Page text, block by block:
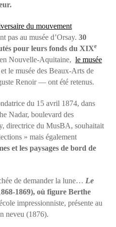
du mouvement
pas au musée d’Orsay. 30
pour leurs fonds du XIXe
Nouvelle-Aquitaine, le musée
et le musée des Beaux-Arts de
Renoir — ont été retenus.
du 15 avril 1874, dans
Nadar, boulevard des
directrice du MusBA, souhaitait
» mais également
et les paysages de bord de
de demander la lune… Le
1869), où figure Berthe
impressionniste, présente au
neveu (1876).